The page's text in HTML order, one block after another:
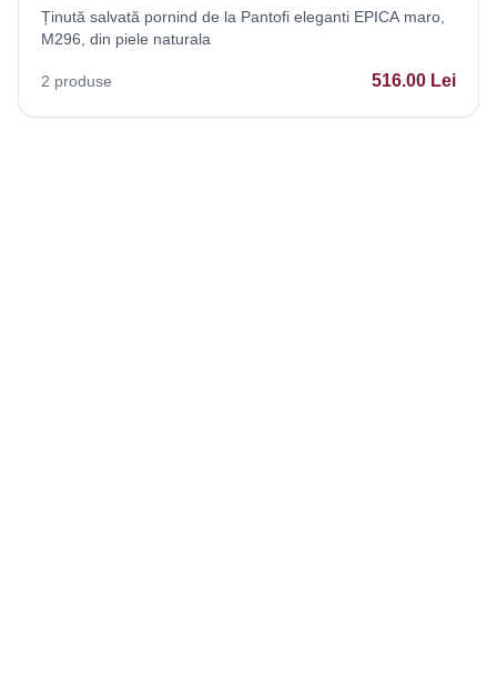
Ținută salvată pornind de la Pantofi eleganti EPICA maro,
M296, din piele naturala
2 produse 516.00 Lei